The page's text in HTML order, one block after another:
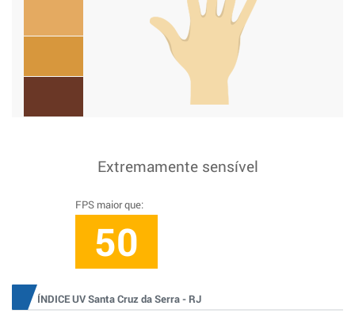
Extremamente sensível
FPS maior que:
50
ÍNDICE UV Santa Cruz da Serra - RJ